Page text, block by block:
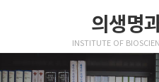
의생명
INSTITUTE OF